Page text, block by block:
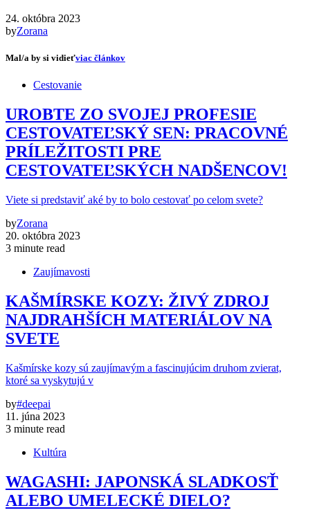
24. októbra 2023
byZorana
Mal/a by si vidieťviac článkov
Cestovanie
UROBTE ZO SVOJEJ PROFESIE
CESTOVATEĽSKÝ SEN: PRACOVNÉ
PRÍLEŽITOSTI PRE
CESTOVATEĽSKÝCH NADŠENCOV!
Viete si predstaviť aké by to bolo cestovať po celom svete?
byZorana
20. októbra 2023
3 minute read
Zaujímavosti
KAŠMÍRSKE KOZY: ŽIVÝ ZDROJ
NAJDRAHŠÍCH MATERIÁLOV NA
SVETE
Kašmírske kozy sú zaujímavým a fascinujúcim druhom zvierat,
ktoré sa vyskytujú v
by#deepai
11. júna 2023
3 minute read
Kultúra
WAGASHI: JAPONSKÁ SLADKOSŤ
ALEBO UMELECKÉ DIELO?